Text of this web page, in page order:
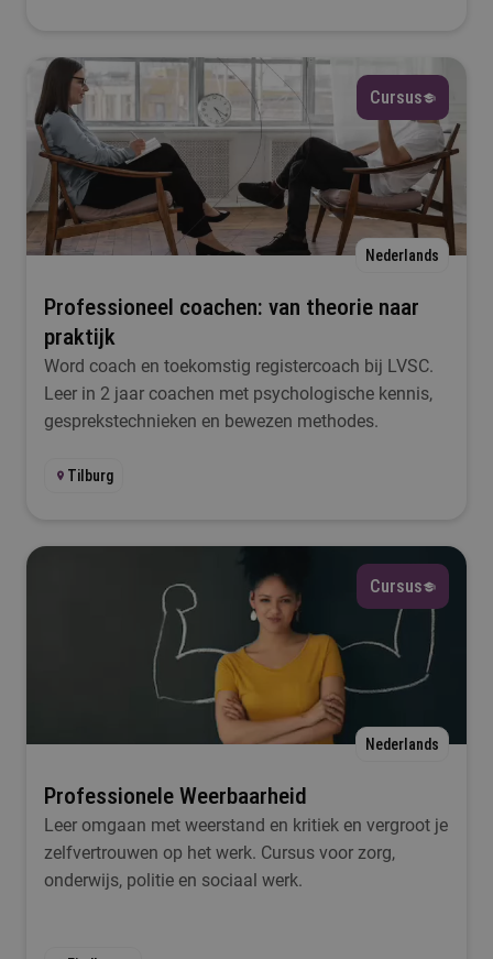
Cursus
Nederlands
Professioneel coachen: van theorie naar
praktijk
Word coach en toekomstig registercoach bij LVSC.
Leer in 2 jaar coachen met psychologische kennis,
gesprekstechnieken en bewezen methodes.
Tilburg
Cursus
Nederlands
Professionele Weerbaarheid
Leer omgaan met weerstand en kritiek en vergroot je
zelfvertrouwen op het werk. Cursus voor zorg,
onderwijs, politie en sociaal werk.